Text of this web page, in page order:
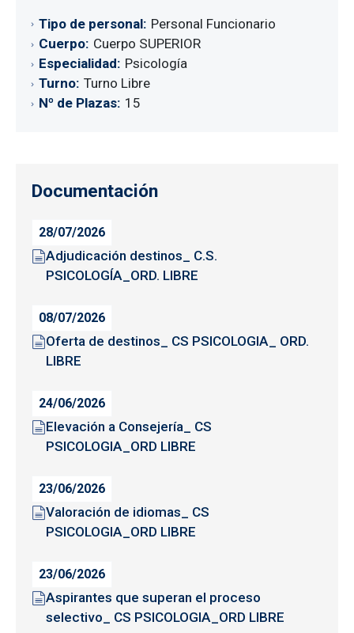
Tipo de personal Personal Funcionario
Cuerpo Cuerpo SUPERIOR
Especialidad Psicología
Turno Turno Libre
Nº de Plazas 15
Documentación
28/07/2026
Adjudicación destinos_ C.S.
PSICOLOGÍA_ORD. LIBRE
08/07/2026
Oferta de destinos_ CS PSICOLOGIA_ ORD.
LIBRE
24/06/2026
Elevación a Consejería_ CS
PSICOLOGIA_ORD LIBRE
23/06/2026
Valoración de idiomas_ CS
PSICOLOGIA_ORD LIBRE
23/06/2026
Aspirantes que superan el proceso
selectivo_ CS PSICOLOGIA_ORD LIBRE